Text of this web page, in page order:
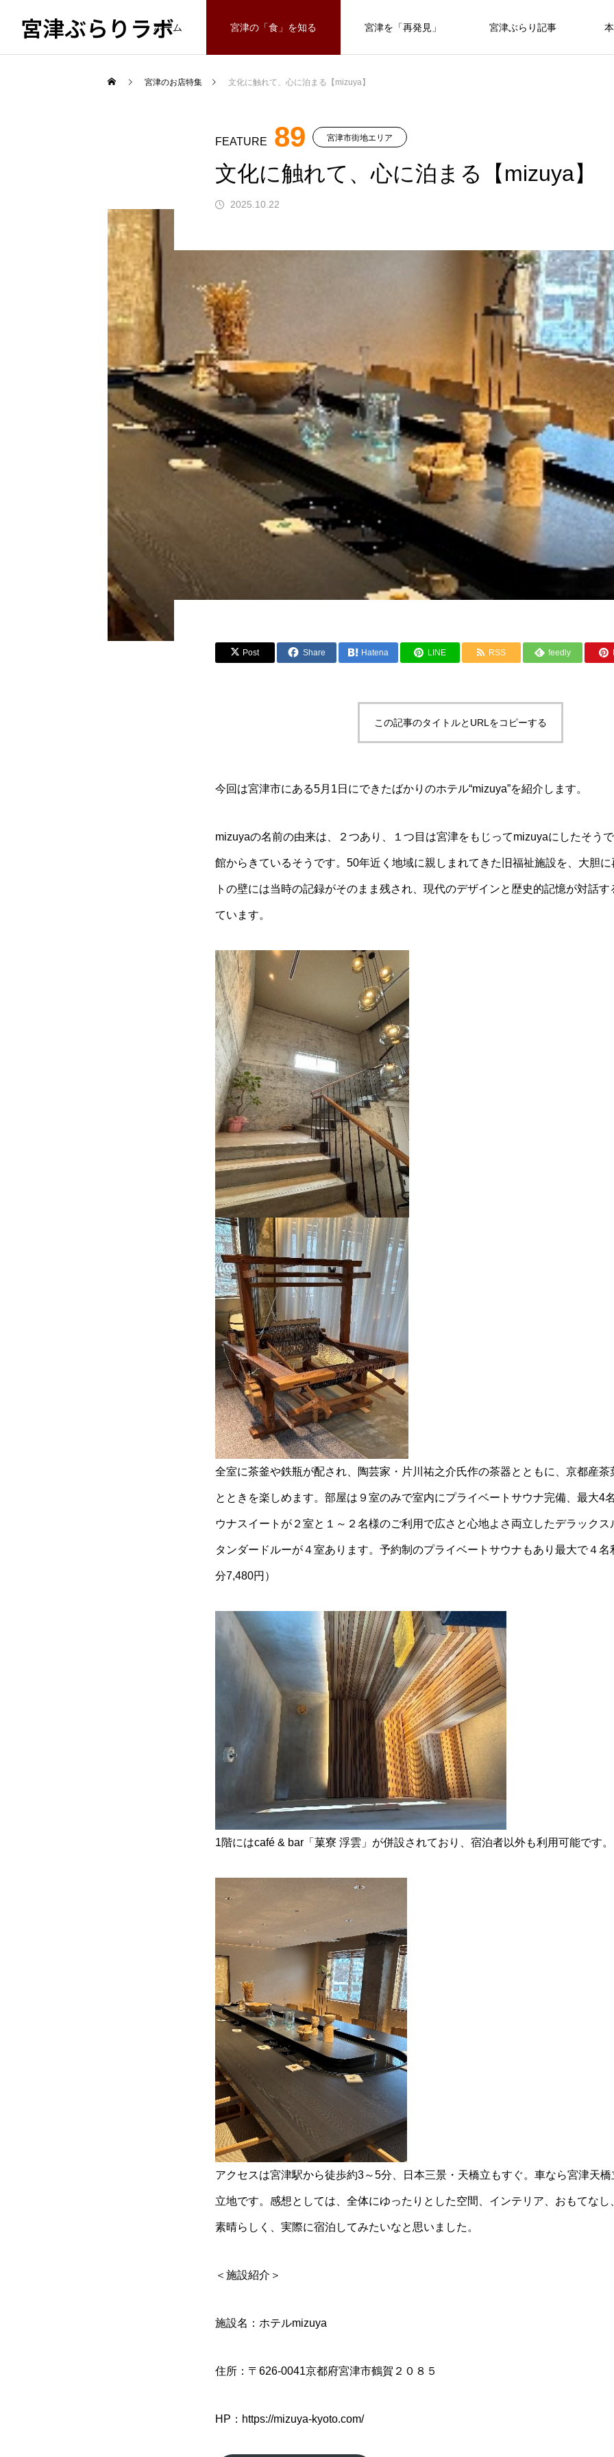
宮津ぶらりラボ
ホーム 宮津の「食」を知る 宮津を「再発見」 宮津ぶらり記事
宮津のお店特集 文化に触れて、心に泊まる【mizuya】
FEATURE 89 宮津市街地エリア
文化に触れて、心に泊まる【mizuya】
2025.10.22
Post Share Hatena LINE RSS feedly
この記事のタイトルとURLをコピーする
今回は宮津市にある5月1日にできたばかりのホテル“mizuya”を紹介します。
mizuyaの名前の由来は、２つあり、１つ目は宮津をもじってmizuyaにしたそう
館からきているそうです。50年近く地域に親しまれてきた旧福祉施設を、大胆
トの壁には当時の記録がそのまま残され、現代のデザインと歴史的記憶が対話す
ています。
全室に茶釜や鉄瓶が配され、陶芸家・片川祐之介氏作の茶器とともに、京都産茶
とときを楽しめます。部屋は９室のみで室内にプライベートサウナ完備、最大4
ウナスイートが２室と１～２名様のご利用で広さと心地よさ両立したデラックス
タンダードルーが４室あります。予約制のプライベートサウナもあり最大で４名
分7,480円）
1階にはcafé & bar「菓寮 浮雲」が併設されており、宿泊者以外も利用可能です。
アクセスは宮津駅から徒歩約3～5分、日本三景・天橋立もすぐ。車なら宮津天
立地です。感想としては、全体にゆったりとした空間、インテリア、おもてなし
素晴らしく、実際に宿泊してみたいなと思いました。
＜施設紹介＞
施設名：ホテルmizuya
住所：〒626-0041京都府宮津市鶴賀２０８５
HP： https://mizuya-kyoto.com/